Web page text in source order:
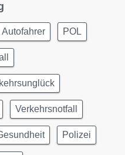
Autofahrer POL
Verkehrsnotfall
Polizei